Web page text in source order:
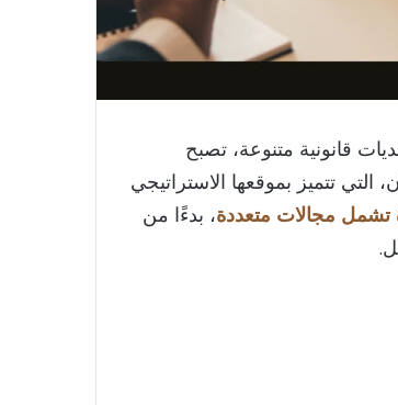
قانونية متنوعة، تصبح
تتميز بموقعها الاستراتيجي
تشمل مجالات متعددة، بدءًا من